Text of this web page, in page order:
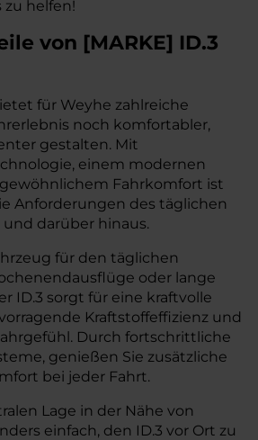
zu helfen!
von [MARKE] ID.3
für Weyhe zahlreiche
noch komfortabler,
gestalten. Mit
einem modernen
Fahrkomfort ist
Anforderungen des täglichen
darüber hinaus.
für den täglichen
oder lange
ID.3 sorgt für eine kraftvolle
Kraftstoffeffizienz und
Durch fortschrittliche
genießen Sie zusätzliche
bei jeder Fahrt.
Lage in der Nähe von
einfach, den ID.3 vor Ort zu